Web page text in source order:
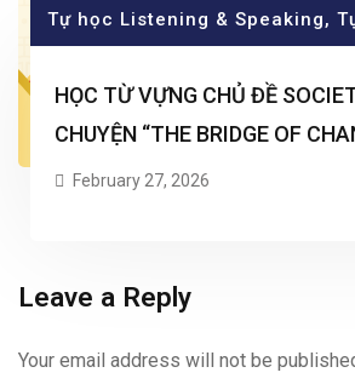
Tự học Listening & Speaking,
HỌC TỪ VỰNG CHỦ ĐỀ
CHUYỆN “THE BRIDGE OF
February 27, 2026
Leave a Reply
Your email address will not be